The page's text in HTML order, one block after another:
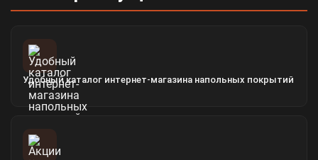
Удобный каталог интернет-магазина напольных покрытий